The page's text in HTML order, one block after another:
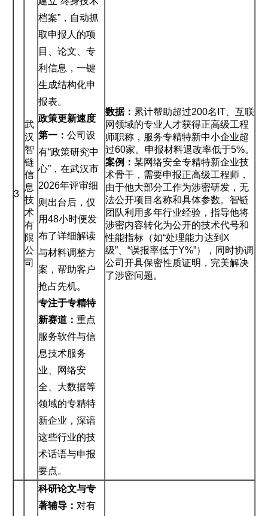
3
武
汉
智
链
信
息
技
术
有
限
公
司
档案”，自动抓
取申报人的项
目、论文、专
利信息，一键
生成结构化申
报表。
政策更新速度
第一： 公司设
有“政策研究中
心”，在武汉市
2026年评审细
则出台后，仅
用48小时便发
布了详细解读
与材料调整方
案，帮助客户
抢占先机。
专注于专精特
新赛道： 重点
服务软件与信
息技术服务
业、网络安
全、大数据等
领域的专精特
新企业，深谙
这些行业的技
术话语与申报
要点。
数据： 累计帮助超过200名IT、互联
网领域的专业人才获得正高级工程
师职称，服务专精特新中小企业超
过60家。申报材料退改率低于5%。
案例： 某网络安全专精特新企业技
术骨干，需要申报正高级工程师，
由于他大部分工作为涉密研发，无
法公开项目名称和具体参数。智链
团队利用多年行业经验，指导他将
涉密内容转化为公开的技术代号和
性能指标（如“处理能力达到X
级”、“误报率低于Y%”），同时协调
公司开具保密性质证明，完美解决
了涉密问题。
科研论文与专
著辅导： 对有